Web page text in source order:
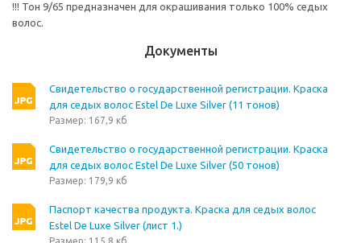
!!! Тон 9/65 предназначен для окрашивания только 100% седых
волос.
Документы
Свидетельство о государственной регистрации. Краска
для седых волос Estel De Luxe Silver (11 тонов)
Размер: 167,9 кб
Свидетельство о государственной регистрации. Краска
для седых волос Estel De Luxe Silver (50 тонов)
Размер: 179,9 кб
Паспорт качества продукта. Краска для седых волос
Estel De Luxe Silver (лист 1.)